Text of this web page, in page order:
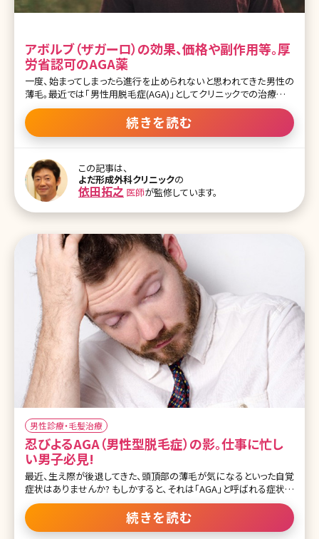
アボルブ（ザガーロ）の効果、価格や副作用等。厚
労省認可のAGA薬
一度、始まってしまったら進行を止められないと思われてきた男性の
薄毛。最近では「男性用脱毛症(AGA)」としてクリニックでの治療がで
きるようになりました。にもかかわらず、世間には薄毛で悩んでいる
男性がまだまだたくさんいます。残念ながら、AGAの治療薬であるフ
ィナステリドはすべての人に効果をもたらしてくれるわけではありま
それが、アボルブ（ザガーロ）という治療薬です。ここではアボルブ（ザ
ガーロ）について詳しく説明していきます。※厚労省は前立腺肥大治
療薬として「アボルブ」を、AGA治療薬として「ザガーロ」を認可してい
ます。成分、用量が同じですので、この記事では併記しています。 目次
1.プロペシアより効くって本当?薄毛治療薬アボルブ（ザガーロ）とは
続きを読む
この記事は、
よだ形成外科クリニックの
依田拓之 医師が監修しています。
男性診療・毛髪治療
忍びよるAGA（男性型脱毛症）の影。仕事に忙し
い男子必見!
最近、生え際が後退してきた、頭頂部の薄毛が気になるといった自覚
症状はありませんか? もしかすると、それは「AGA」と呼ばれる症状か
もしれません。 近年、若い男性にも急増しているAGA。これだけは知
っておきたい基礎中の基礎をまとめます。 AGAとは? AGAとは、男性
型脱毛症（Androgenetic Alopecia）の略で、成人男性特有のもので
続きを読む